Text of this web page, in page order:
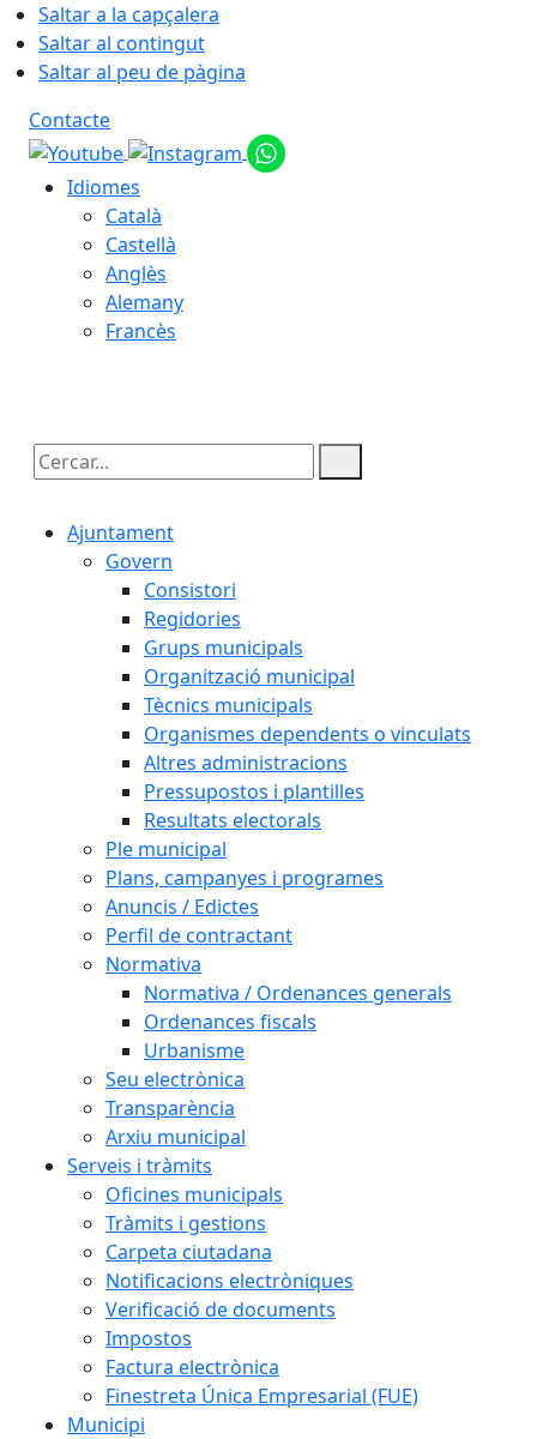
Saltar a la capçalera
Saltar al contingut
Saltar al peu de pàgina
Contacte
Idiomes
Català
Castellà
Anglès
Alemany
Francès
Cercar:
Ajuntament
Govern
Consistori
Regidories
Grups municipals
Organització municipal
Tècnics municipals
Organismes dependents o vinculats
Altres administracions
Pressupostos i plantilles
Resultats electorals
Ple municipal
Plans, campanyes i programes
Anuncis / Edictes
Perfil de contractant
Normativa
Normativa / Ordenances generals
Ordenances fiscals
Urbanisme
Seu electrònica
Transparència
Arxiu municipal
Serveis i tràmits
Oficines municipals
Tràmits i gestions
Carpeta ciutadana
Notificacions electròniques
Verificació de documents
Impostos
Factura electrònica
Finestreta Única Empresarial (FUE)
Municipi